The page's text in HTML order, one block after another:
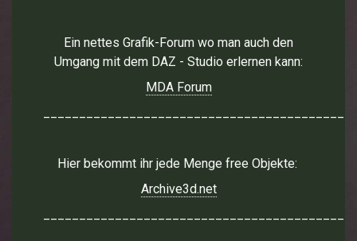
Ein nettes Grafik-Forum wo man auch den
Umgang mit dem DAZ - Studio erlernen kann:
MDA Forum
Hier bekommt ihr jede Menge free Objekte:
Archive3d.net